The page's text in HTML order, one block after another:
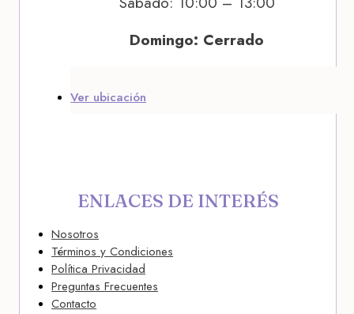
Domingo: Cerrado
Ver ubicación
ENLACES DE INTERÉS
Nosotros
Términos y Condiciones
Política Privacidad
Preguntas Frecuentes
Contacto